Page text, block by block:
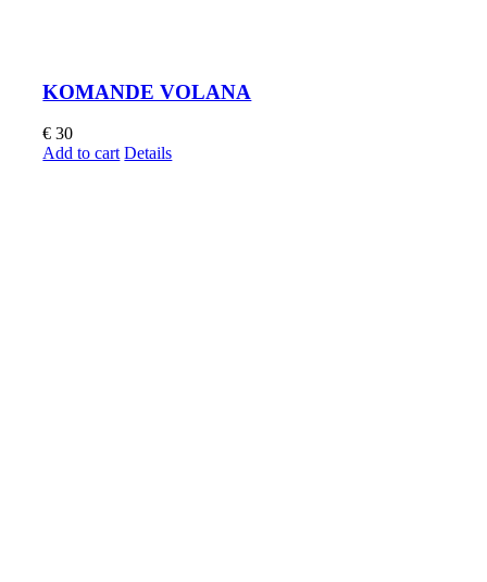
KOMANDE VOLANA
€ 30
Add to cart Details